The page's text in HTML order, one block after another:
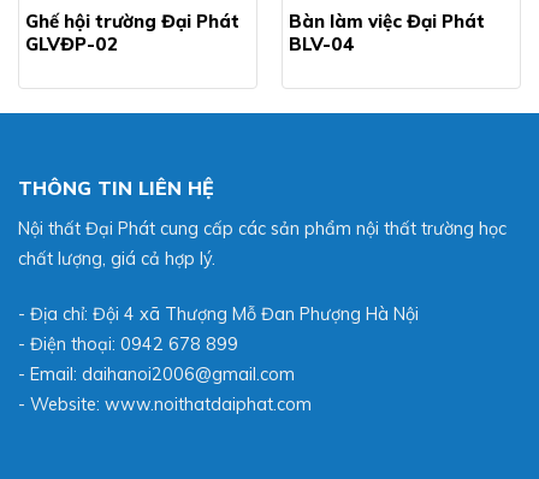
Ghế hội trường Đại Phát
GLVĐP-02
Bàn làm việc Đại Phát
BLV-04
THÔNG TIN LIÊN HỆ
Nội thất Đại Phát cung cấp các sản phẩm nội thất trường học
chất lượng, giá cả hợp lý.
- Địa chỉ: Đội 4 xã Thượng Mỗ Đan Phượng Hà Nội
- Điện thoại: 0942 678 899
- Email: daihanoi2006@gmail.com
- Website: www.noithatdaiphat.com